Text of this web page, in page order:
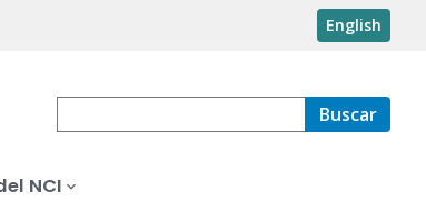
English
Buscar
NCI